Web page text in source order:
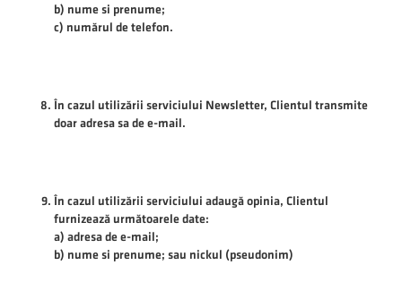
b) nume si prenume;
c) numărul de telefon.
În cazul utilizării serviciului Newsletter, Clientul transmite
doar adresa sa de e-mail.
În cazul utilizării serviciului adaugă opinia, Clientul
furnizează următoarele date:
a) adresa de e-mail;
b) nume si prenume; sau nickul (pseudonim)